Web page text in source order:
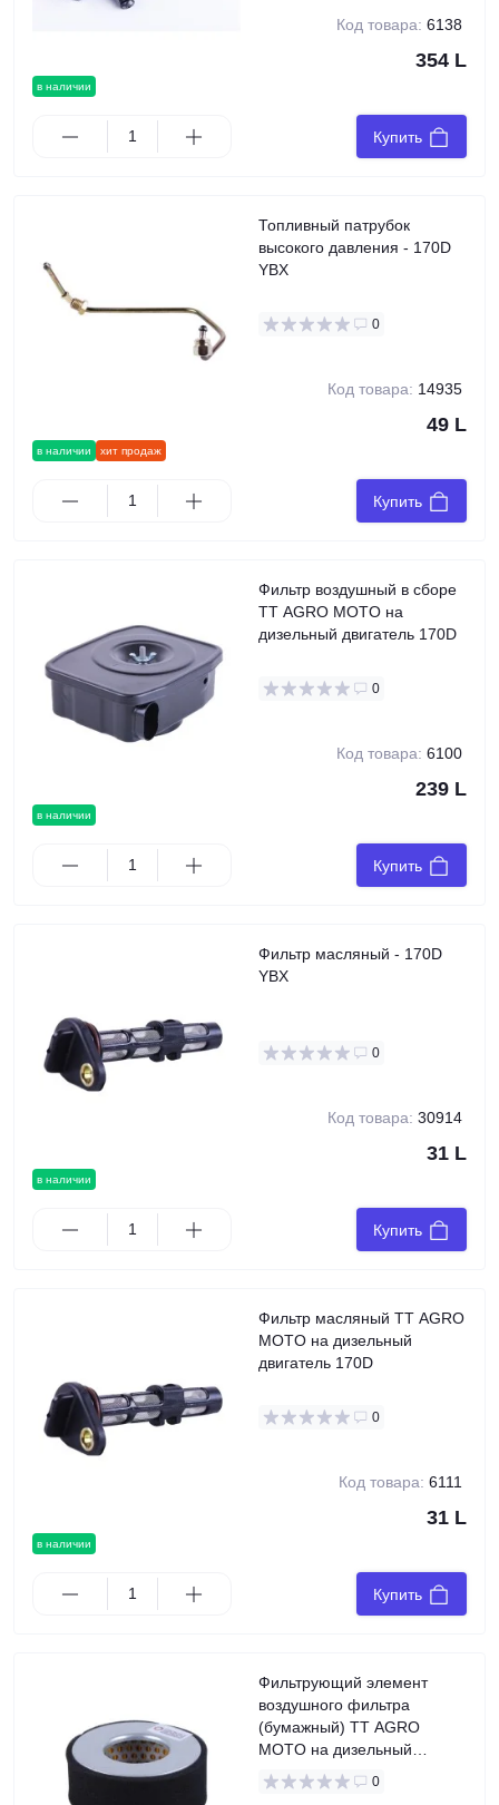
в наличии
Код товара: 6138
354 L
Купить
в наличии хит продаж
Топливный патрубок
высокого давления - 170D
YBX
0
Код товара: 14935
49 L
Купить
в наличии
Фильтр воздушный в сборе
TT AGRO MOTO на
дизельный двигатель 170D
0
Код товара: 6100
239 L
Купить
в наличии
Фильтр масляный - 170D
YBX
0
Код товара: 30914
31 L
Купить
в наличии
Фильтр масляный TT AGRO
MOTO на дизельный
двигатель 170D
0
Код товара: 6111
31 L
Купить
Фильтрующий элемент
воздушного фильтра
(бумажный) TT AGRO
MOTO на дизельный
двигатель 170D
0